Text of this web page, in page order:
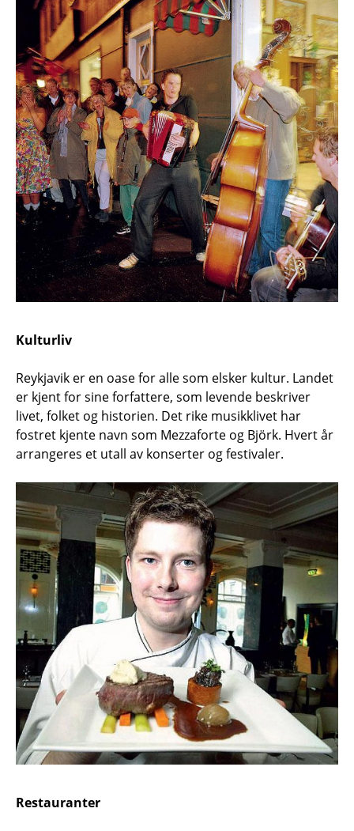
Kulturliv
Reykjavik er en oase for alle som elsker kultur. Landet
er kjent for sine forfattere, som levende beskriver
livet, folket og historien. Det rike musikklivet har
fostret kjente navn som Mezzaforte og Björk. Hvert år
arrangeres et utall av konserter og festivaler.
Restauranter